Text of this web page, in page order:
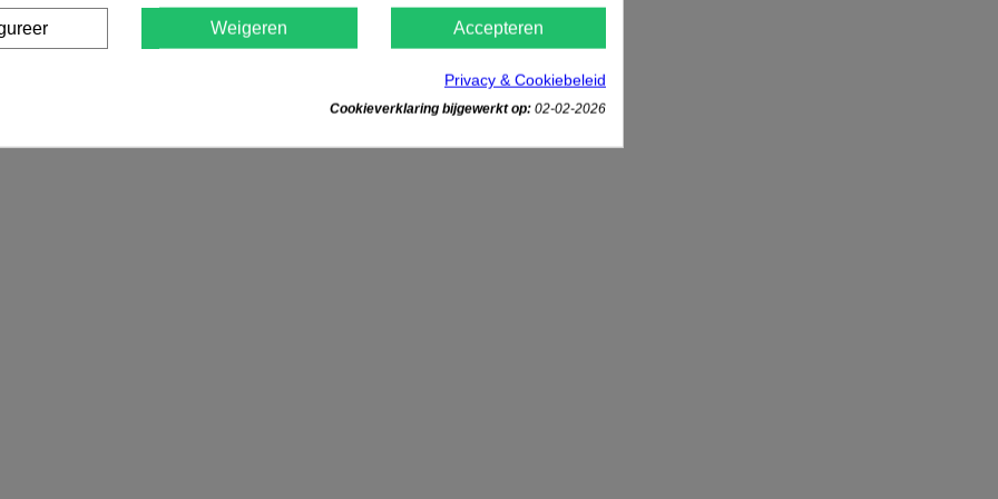
Weigeren Accepteren
Privacy & Cookiebeleid
Cookieverklaring bijgewerkt op: 02-02-2026